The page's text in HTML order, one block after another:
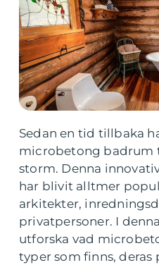
Sedan en tid tillbaka
microbetong badrum
storm. Denna
har blivit alltmer
arkitekter,
privatpersoner. I
utforska vad
typer som finns,